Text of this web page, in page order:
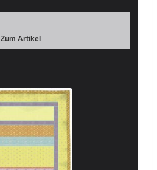
Zum Artikel